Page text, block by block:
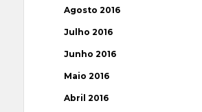
Agosto 2016
Julho 2016
Junho 2016
Maio 2016
Abril 2016